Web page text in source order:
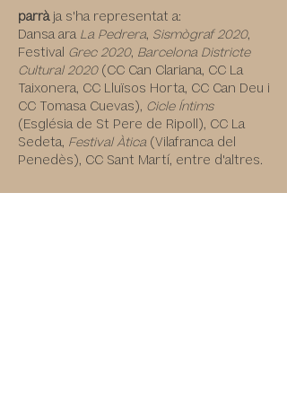
parràja s'ha representat a:
Dansa ara La Pedrera, Sismògraf 2020,
Festival Grec 2020, Barcelona Districte
Cultural 2020(CC Can Clariana, CC La
Taixonera, CC Lluïsos Horta, CC Can Deu i
CC Tomasa Cuevas), Cicle Íntims
(Església de St Pere de Ripoll), CC La
Sedeta, Festival Àtica (Vilafranca del
Penedès), CC Sant Martí, entre d'altres.